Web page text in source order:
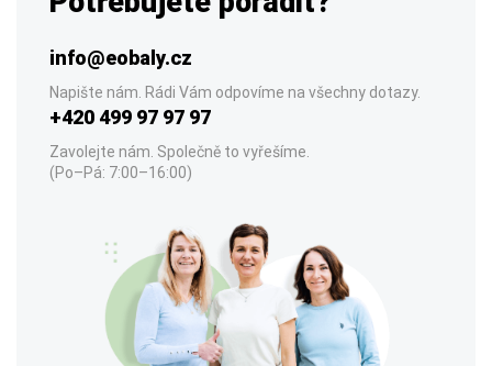
info@eobaly.cz
Napište nám. Rádi Vám odpovíme na všechny dotazy.
+420 499 97 97 97
Zavolejte nám. Společně to vyřešíme.
(Po–Pá: 7:00–16:00)